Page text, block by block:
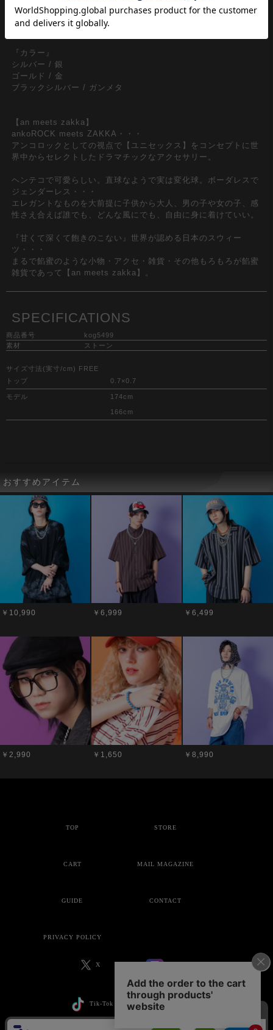
ルなどクラシックなトレンドの流れにもしっかりと溶け込んでく
れる一品。耐候性に優れたスチールを使用し、毎日使う事で経年
劣化でのアンティークな風合いを自分色に『育てる』楽しみも。
『カラー』
シルバー / 銀
ゴールド / 金
ブラックシルバー / ガンメタ
【an meets zakka】
ankoROCK meets ZAKKA・・・
アンコロックとしての視点で【ユニセックス】をコンセプトに世
界中からセレクトしたドラマチックなアクセサリー。
ヘンテコで可愛らしい。直球なようで実は変化球。ボーダレスで
ジェンダーレス・・・
エレガントなものを大前提に子供から大人、男の子や女の子、感
性さえ合えば誰でも、どんな風にでも、自由に身に着けていい。
『甘くて深くて飽きのこない』世界が認める日本のスウィー
ツ・・・
まるで餡蜜のような小物・アクセ・雑貨・その他もろもろが餡蜜
雑貨であって【an meets zakka】。
SPECIFICATIONS
商品番号
kog5499
素材
ストーン
サイズ寸法(実寸/cm) FREE
トップ
0.7×0.7
モデル 174cm
166cm
おすすめアイテム
￥10,990 ￥6,999 ￥6,499
￥2,990 ￥1,650 ￥8,990
TOP STORE
CART MAIL MAGAZINE
GUIDE CONTACT
PRIVACY POLICY
X
Tik-Tok